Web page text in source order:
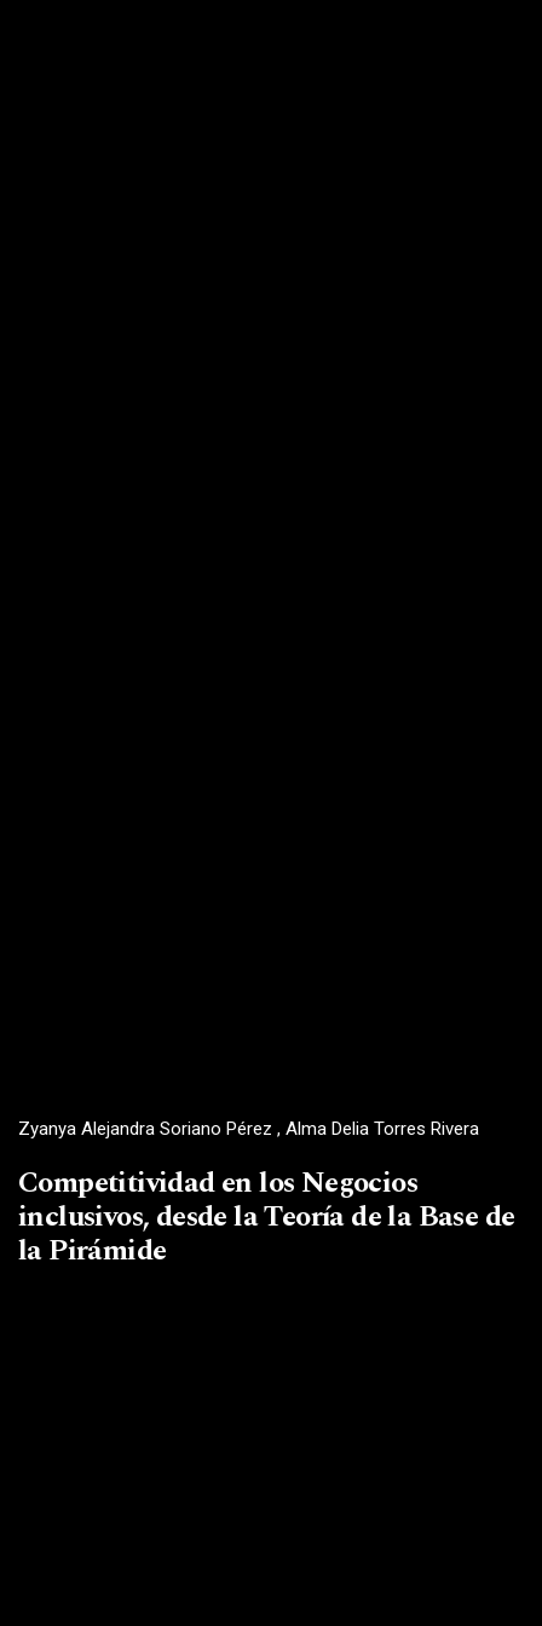
Zyanya Alejandra Soriano Pérez , Alma Delia Torres Rivera
Competitividad en los Negocios
inclusivos, desde la Teoría de la Base de
la Pirámide